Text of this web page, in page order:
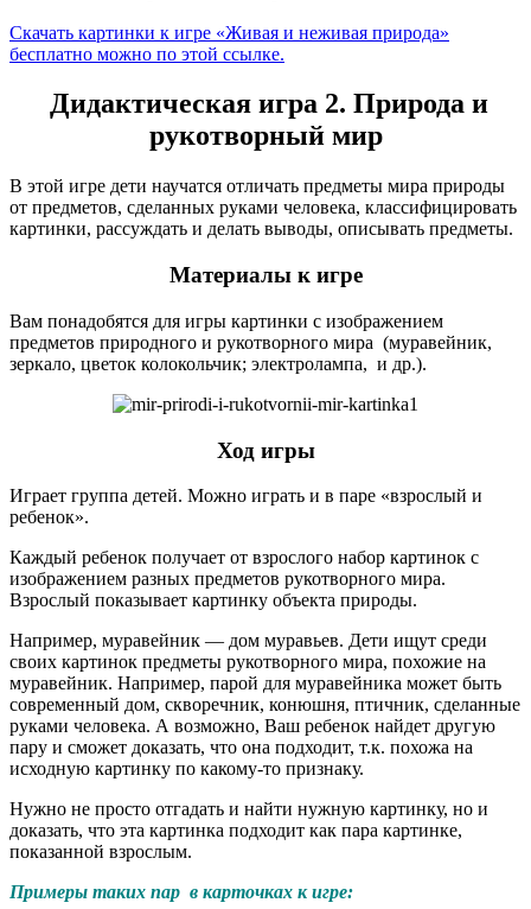
Скачать картинки к игре «Живая и неживая природа»
бесплатно можно по этой ссылке.
Дидактическая игра 2. Природа и
рукотворный мир
В этой игре дети научатся отличать предметы мира природы
от предметов, сделанных руками человека, классифицировать
картинки, рассуждать и делать выводы, описывать предметы.
Материалы к игре
Вам понадобятся для игры картинки с изображением
предметов природного и рукотворного мира (муравейник,
зеркало, цветок колокольчик; электролампа, и др.).
Ход игры
Играет группа детей. Можно играть и в паре «взрослый и
ребенок».
Каждый ребенок получает от взрослого набор картинок с
изображением разных предметов рукотворного мира.
Взрослый показывает картинку объекта природы.
Например, муравейник — дом муравьев. Дети ищут среди
своих картинок предметы рукотворного мира, похожие на
муравейник. Например, парой для муравейника может быть
современный дом, скворечник, конюшня, птичник, сделанные
руками человека. А возможно, Ваш ребенок найдет другую
пару и сможет доказать, что она подходит, т.к. похожа на
исходную картинку по какому-то признаку.
Нужно не просто отгадать и найти нужную картинку, но и
доказать, что эта картинка подходит как пара картинке,
показанной взрослым.
Примеры таких пар в карточках к игре: